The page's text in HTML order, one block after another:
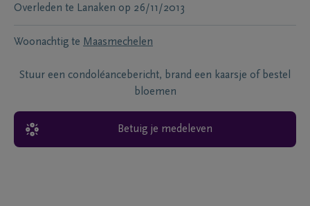
Overleden te Lanaken op 26/11/2013
Woonachtig te Maasmechelen
Stuur een condoléancebericht, brand een kaarsje of bestel
bloemen
Betuig je medeleven